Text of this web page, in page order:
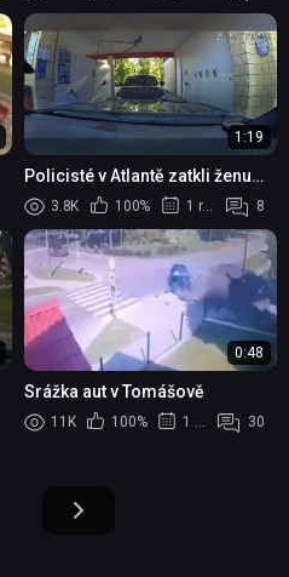
1:19
Policisté v Atlantě zatkli ženu
podezřelou z ozbrojené
loupeže
3.8K 100% 1 rok 8
0:48
Srážka aut v Tomášově
11K 100% 1 rok 30